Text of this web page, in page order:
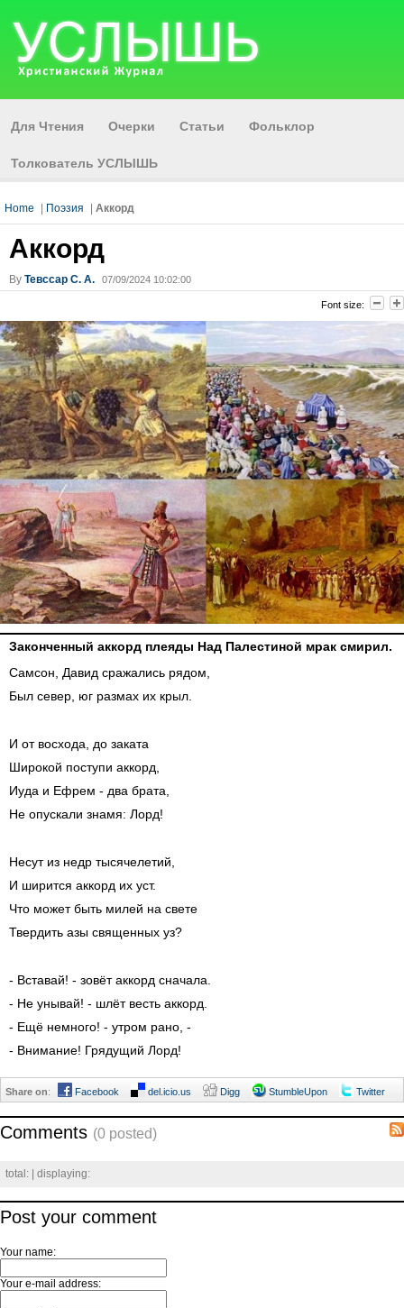
Для Чтения Очерки Статьи Фольклор
Толкователь УСЛЫШЬ
Home Поэзия Аккорд
Аккорд
By Тевссар С. А. 07/09/2024 10:02:00
Font size:
Законченный аккорд плеяды Над Палестиной мрак смирил.
Самсон, Давид сражались рядом,
Был север, юг размах их крыл.
И от восхода, до заката
Широкой поступи аккорд,
Иуда и Ефрем - два брата,
Не опускали знамя: Лорд!
Несут из недр тысячелетий,
И ширится аккорд их уст.
Что может быть милей на свете
Твердить азы священных уз?
- Вставай! - зовёт аккорд сначала.
- Не унывай! - шлёт весть аккорд.
- Ещё немного! - утром рано, -
- Внимание! Грядущий Лорд!
Share on: Facebook del.icio.us Digg StumbleUpon Twitter
Comments (0 posted)
total: | displaying:
Post your comment
Your name:
Your e-mail address: